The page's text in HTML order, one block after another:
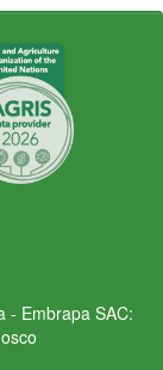
- Embrapa SAC: